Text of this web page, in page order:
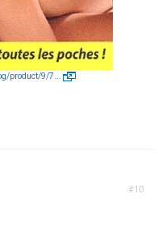
product/9/7...
#10